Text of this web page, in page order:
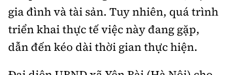
Đường thủy
Hàng hải
Đường sắt đô thị
Hỏi - Đáp
Văn hóa giao thông
Lái xe an toàn
Y tế
Đời sống
Văn hóa
Showbiz
Thể thao
Bóng đá
Bình luận
Công nghệ
gia đình và tài sản. Tuy nhiên, quá trình
triển khai thực tế việc này đang gặp,
dẫn đến kéo dài thời gian thực hiện.